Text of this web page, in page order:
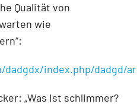
Qualität von
wie
index.php/dadgd/
„Was ist schlimmer?